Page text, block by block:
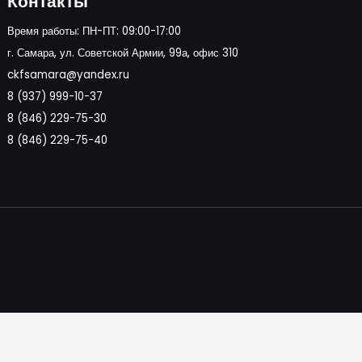
Время работы: ПН-ПТ: 09:00-17:00
г. Самара, ул. Советской Армии, 99а, офис 310
ckfsamara@yandex.ru
8 (937) 999-10-37
8 (846) 229-75-30
8 (846) 229-75-40